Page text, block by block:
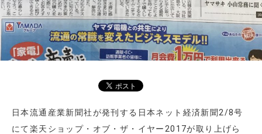
日本流通産業新聞社が発刊する日本ネット経済新聞2/8号
にて楽天ショップ・オブ・ザ・イヤー2017が取り上げら